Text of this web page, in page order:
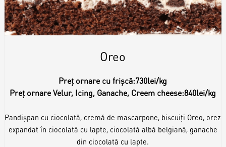
Oreo
Preț ornare cu frișcă:730lei/kg
Preț ornare Velur, Icing, Ganache, Creem cheese:840lei/kg
Pandișpan cu ciocolată, cremă de mascarpone, biscuiți Oreo, orez
expandat în ciocolată cu lapte, ciocolată albă belgiană, ganache
din ciocolată cu lapte.